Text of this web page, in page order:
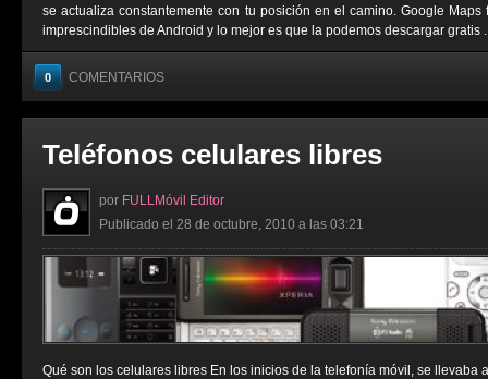
se actualiza constantemente con tu posición en el camino. Google
imprescindibles de Android y lo mejor es que la podemos descargar gratis
0 COMENTARIOS
Teléfonos celulares libres
por FULLMóvil Editor
Publicado el 28 de octubre, 2010 a las 03:21
Qué son los celulares libres En los inicios de la telefonía móvil, se llevaba